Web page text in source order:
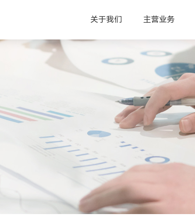
关于我们 主营业务